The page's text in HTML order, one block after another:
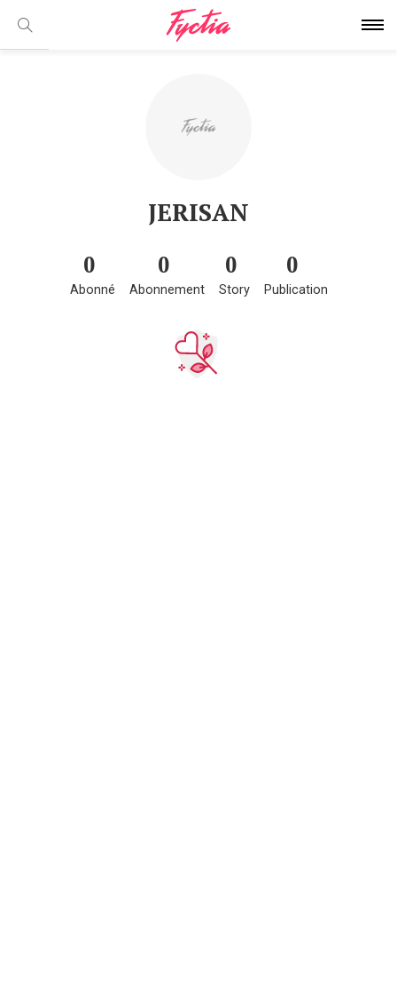
JERISAN
0
Abonné
0
Abonnement
0
Story
0
Publication